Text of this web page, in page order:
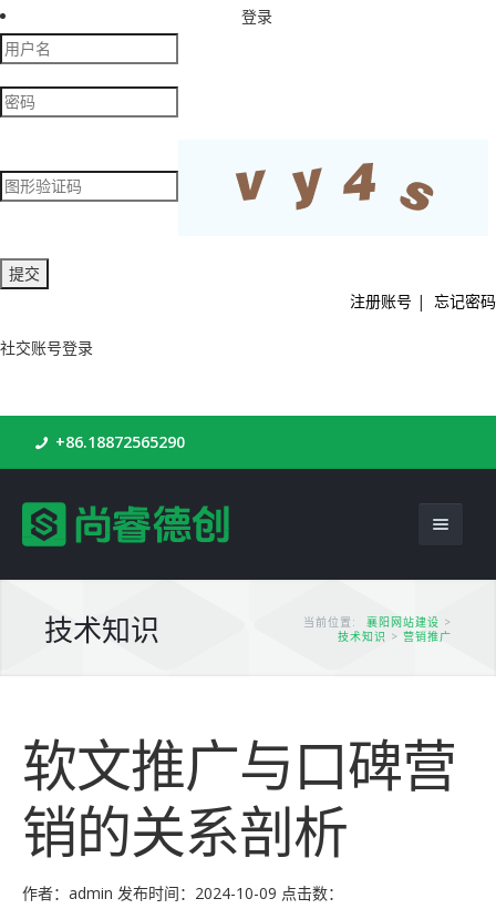
登录
注册账号 | 忘记密码
社交账号登录
+86.18872565290
服务项目
网站建设
平面设计
PSD转HTML
解决方案
企业网站
商城网站
产品服务
尚睿德创程序
网站模板
技术知识 当前位置: 襄阳网站建设 >
技术知识 > 营销推广
软文推广与口碑营
销的关系剖析
作者：admin 发布时间：2024-10-09 点击数：